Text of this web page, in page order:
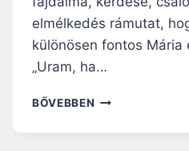
elmélkedés rámutat,
különösen fontos
„Uram, ha…
BŐVEBBEN NAGYBÖJTI